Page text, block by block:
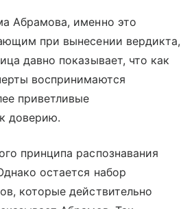
Абрамова, именно это
при вынесении вердикта,
давно показывает, что как
воспринимаются
приветливые
доверию.
принципа распознавания
остается набор
которые действительно